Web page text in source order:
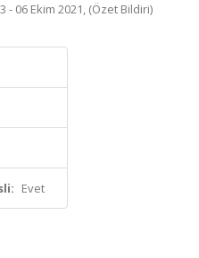
- 06 Ekim 2021, (Özet Bildiri)
Evet